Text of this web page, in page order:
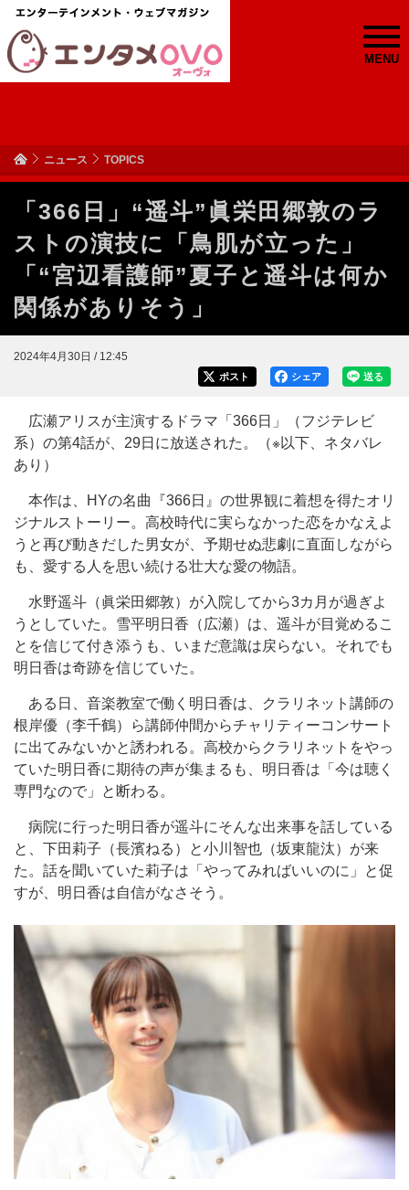
MENU
ニュース TOPICS
「366日」“遥斗”眞栄田郷敦のラ
ストの演技に「鳥肌が立った」
「“宮辺看護師”夏子と遥斗は何か
関係がありそう」
2024年4月30日 / 12:45
送る
シェア
ポスト
広瀬アリスが主演するドラマ「366日」（フジテレビ
系）の第4話が、29日に放送された。（※以下、ネタバレ
あり）
本作は、HYの名曲『366日』の世界観に着想を得たオリ
ジナルストーリー。高校時代に実らなかった恋をかなえよ
うと再び動きだした男女が、予期せぬ悲劇に直面しながら
も、愛する人を思い続ける壮大な愛の物語。
水野遥斗（眞栄田郷敦）が入院してから3カ月が過ぎよ
うとしていた。雪平明日香（広瀬）は、遥斗が目覚めるこ
とを信じて付き添うも、いまだ意識は戻らない。それでも
明日香は奇跡を信じていた。
ある日、音楽教室で働く明日香は、クラリネット講師の
根岸優（李千鶴）ら講師仲間からチャリティーコンサート
に出てみないかと誘われる。高校からクラリネットをやっ
ていた明日香に期待の声が集まるも、明日香は「今は聴く
専門なので」と断わる。
病院に行った明日香が遥斗にそんな出来事を話している
と、下田莉子（長濱ねる）と小川智也（坂東龍汰）が来
た。話を聞いていた莉子は「やってみればいいのに」と促
すが、明日香は自信がなさそう。